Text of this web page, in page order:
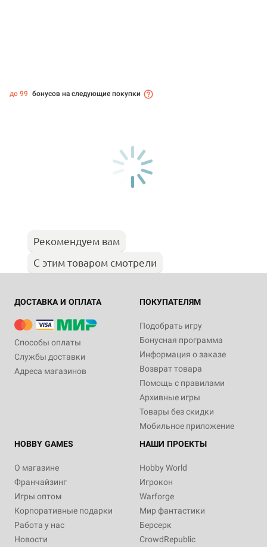
до 99 бонусов на следующие покупки
Рекомендуем вам
С этим товаром смотрели
ДОСТАВКА И ОПЛАТА
Способы оплаты
Службы доставки
Адреса магазинов
ПОКУПАТЕЛЯМ
Подобрать игру
Бонусная программа
Информация о заказе
Возврат товара
Помощь с правилами
Архивные игры
Товары без скидки
Мобильное приложение
HOBBY GAMES
О магазине
Франчайзинг
Игры оптом
Корпоративные подарки
Работа у нас
Новости
НАШИ ПРОЕКТЫ
Hobby World
Игрокон
Warforge
Мир фантастики
Берсерк
CrowdRepublic